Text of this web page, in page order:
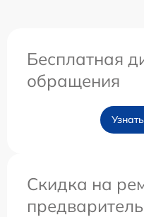
Бесплатная
обращения
Скидка на